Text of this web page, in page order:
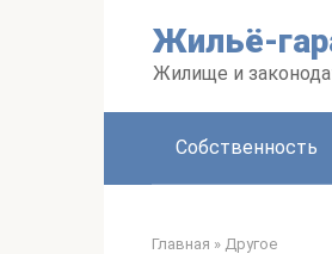
Жильё-
Жилище и
Собственность
Главная » Другое